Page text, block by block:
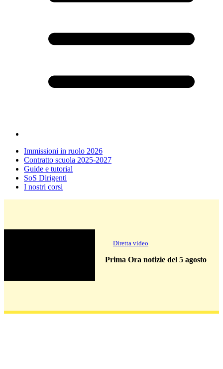
Immissioni in ruolo 2026
Contratto scuola 2025-2027
Guide e tutorial
SoS Dirigenti
I nostri corsi
Diretta video
Prima Ora notizie del 5 agosto